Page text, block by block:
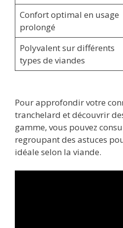
Confort optimal en usage
prolongé
Polyvalent sur différents
types de viandes
Pour approfondir votre
tranchelard et découvrir
gamme, vous pouvez
regroupant des astuces
idéale selon la viande.